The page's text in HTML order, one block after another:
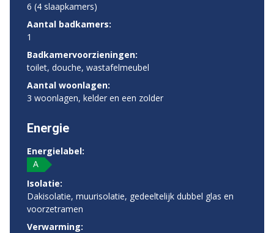
6 (4 slaapkamers)
Aantal badkamers:
1
Badkamervoorzieningen:
toilet, douche, wastafelmeubel
Aantal woonlagen:
3 woonlagen, kelder en een zolder
Energie
Energielabel:
A
Isolatie:
Dakisolatie, muurisolatie, gedeeltelijk dubbel glas en
voorzetramen
Verwarming: